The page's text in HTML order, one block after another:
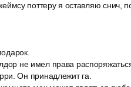
поттеру я оставляю снич,
не имел права
Он принадлежит га.